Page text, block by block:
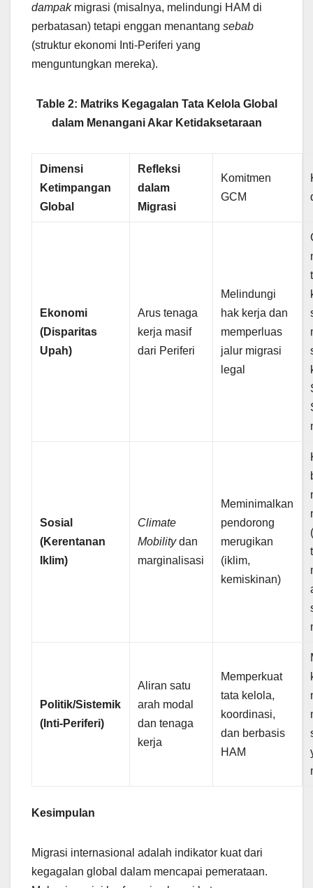
dampakmigrasi (misalnya, melindungi HAM di
perbatasan) tetapi enggan menantang sebab
(struktur ekonomi Inti-Periferi yang
menguntungkan mereka).
Table 2: Matriks Kegagalan Tata Kelola Global
dalam Menangani Akar Ketidaksetaraan
Dimensi
Ketimpangan
Global
Refleksi
dalam
Migrasi
Komitmen
GCM
Ekonomi
(Disparitas
Upah)
Arus tenaga
kerja masif
dari Periferi
Melindungi
hak kerja dan
memperluas
jalur migrasi
legal
Sosial
(Kerentanan
Iklim)
Climate
Mobilitydan
marginalisasi
Meminimalkan
pendorong
merugikan
(iklim,
kemiskinan)
Politik/Sistemik
(Inti-Periferi)
Aliran satu
arah modal
dan tenaga
kerja
Memperkuat
tata kelola,
koordinasi,
dan berbasis
HAM
Kesimpulan
Migrasi internasional adalah indikator kuat dari
kegagalan global dalam mencapai pemerataan.